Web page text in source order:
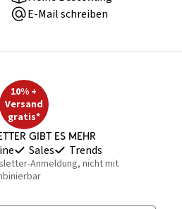
E-Mail schreiben
10% +
Versand
gratis*
gibt es mehr
Sales Trends
Anmeldung, nicht mit